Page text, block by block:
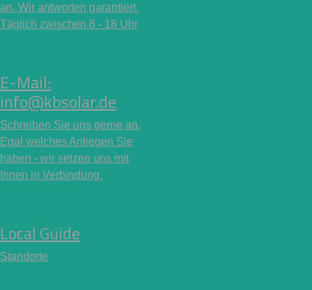
an. Wir antworten garantiert.
Täglich zwischen 8 - 18 Uhr
E-Mail:
info@kbsolar.de
Schreiben Sie uns gerne an.
Egal welches Anliegen Sie
haben - wir setzen uns mit
Ihnen in Verbindung.
Local Guide
Standorte